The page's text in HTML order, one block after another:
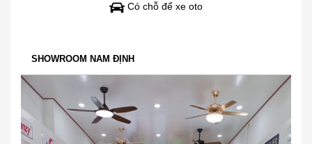
Có chỗ để xe oto
SHOWROOM NAM ĐỊNH